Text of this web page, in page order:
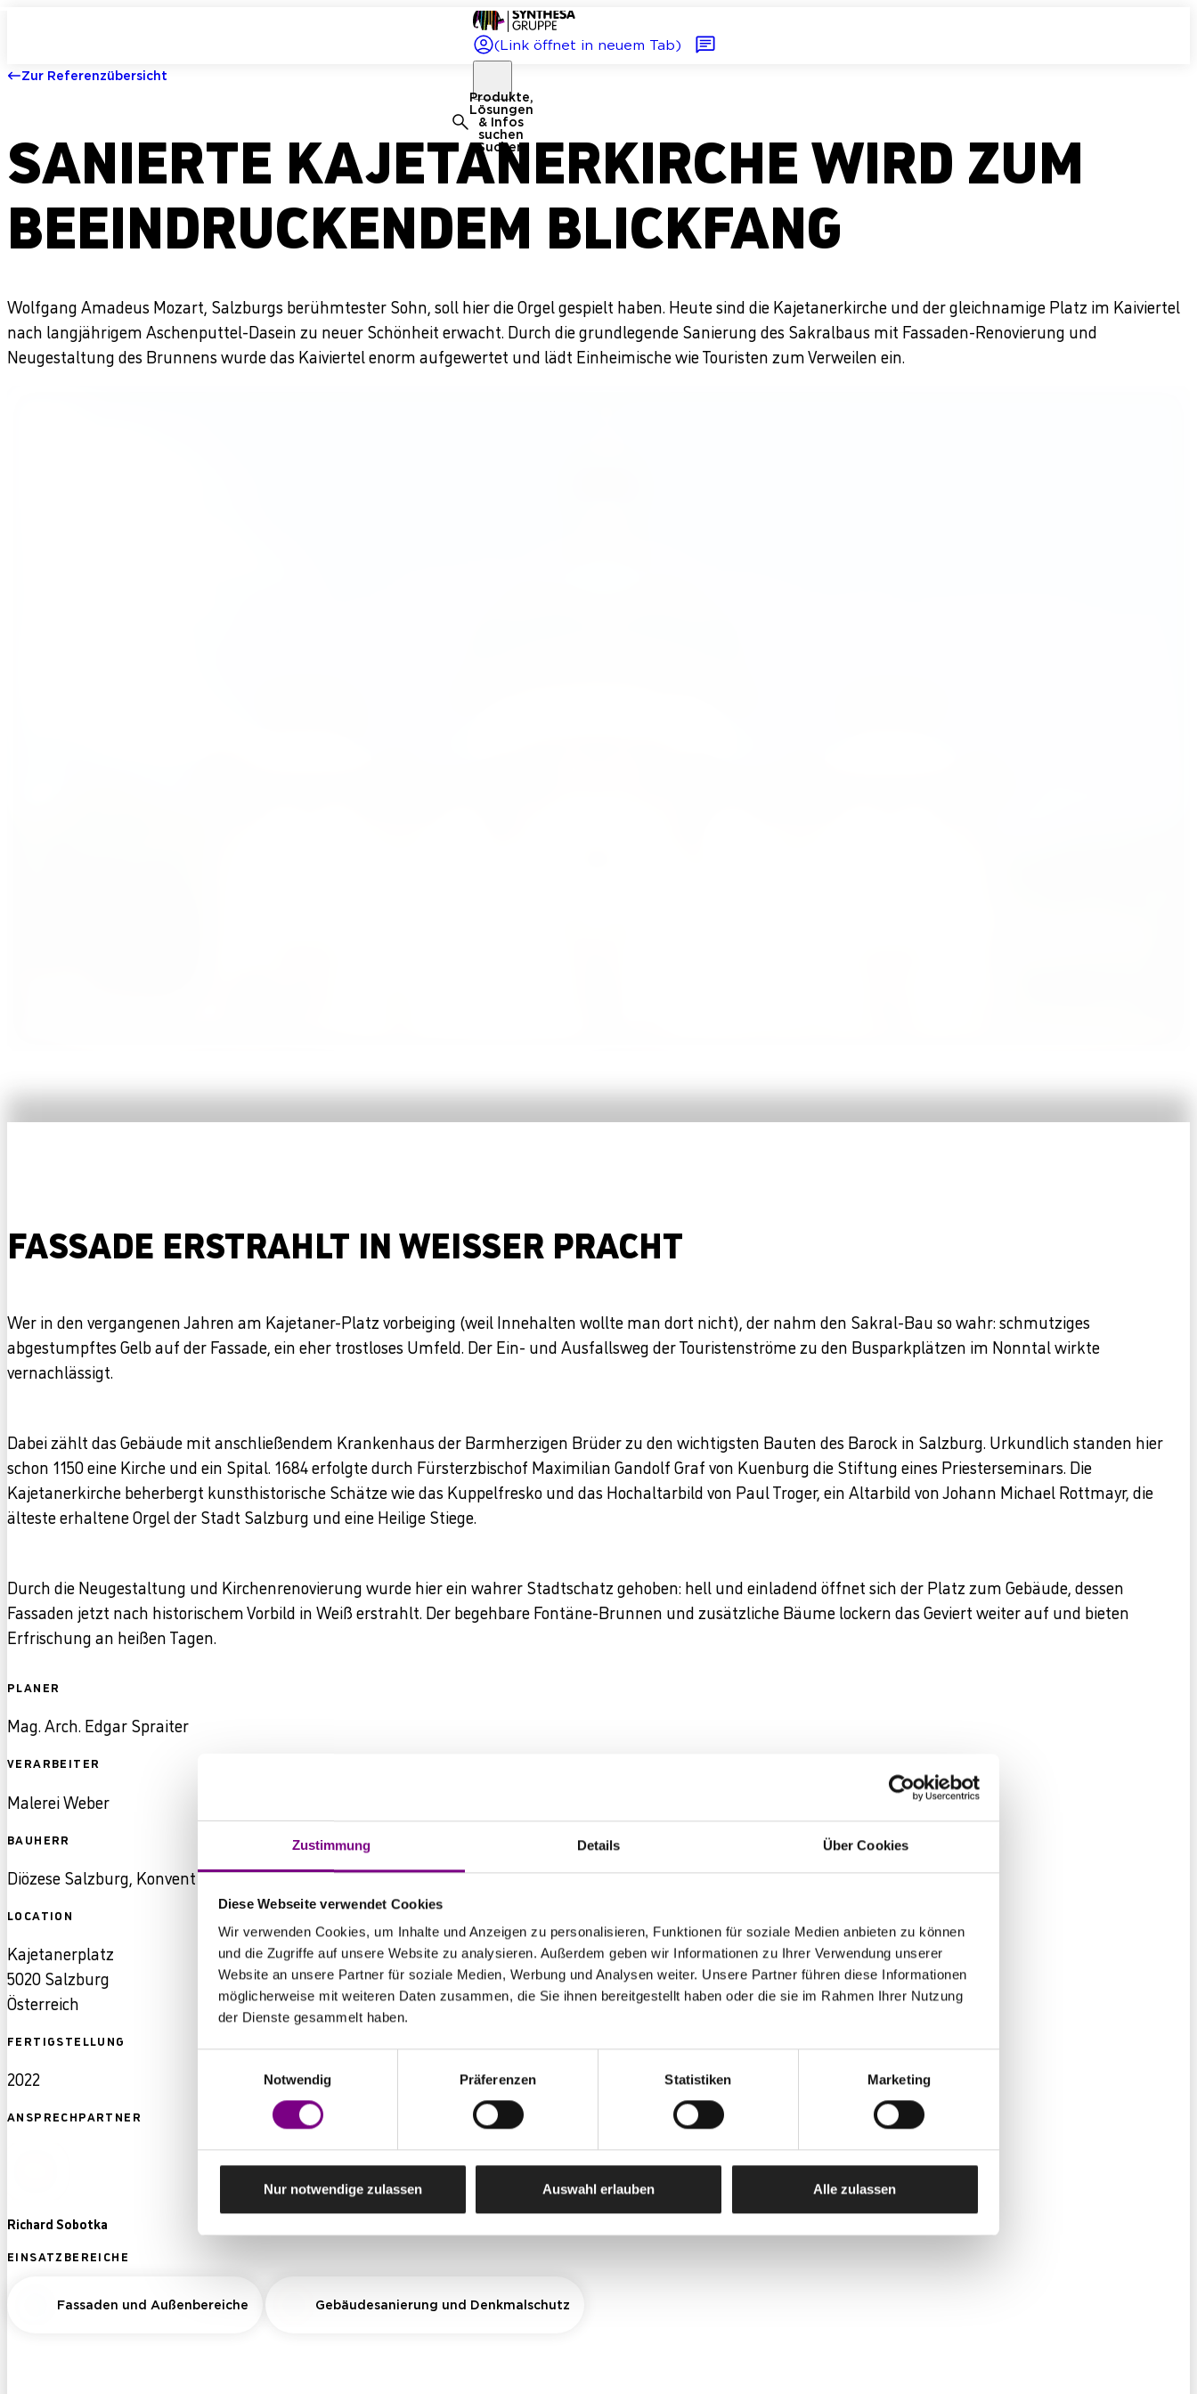
Zustimmung Details Über Cookies
Diese Webseite verwendet Cookies
Wir verwenden Cookies, um Inhalte und Anzeigen zu personalisieren, Funktionen für soziale Medien anbieten zu können
und die Zugriffe auf unsere Website zu analysieren. Außerdem geben wir Informationen zu Ihrer Verwendung unserer
Website an unsere Partner für soziale Medien, Werbung und Analysen weiter. Unsere Partner führen diese Informationen
möglicherweise mit weiteren Daten zusammen, die Sie ihnen bereitgestellt haben oder die sie im Rahmen Ihrer Nutzung
der Dienste gesammelt haben.
Notwendig
Präferenzen Statistiken Marketing
Nur notwendige zulassen Auswahl erlauben Alle zulassen
(Link öffnet in neuem Tab)
Produkte,
Lösungen
& Infos
suchen
Suchen
Zur Referenzübersicht
SANIERTE KAJETANERKIRCHE WIRD ZUM
BEEINDRUCKENDEM BLICKFANG
Wolfgang Amadeus Mozart, Salzburgs berühmtester Sohn, soll hier die Orgel gespielt haben. Heute sind die Kajetanerkirche und der gleichnamige Platz im Kaiviertel
nach langjährigem Aschenputtel-Dasein zu neuer Schönheit erwacht. Durch die grundlegende Sanierung des Sakralbaus mit Fassaden-Renovierung und
Neugestaltung des Brunnens wurde das Kaiviertel enorm aufgewertet und lädt Einheimische wie Touristen zum Verweilen ein.
FASSADE ERSTRAHLT IN WEISSER PRACHT
Wer in den vergangenen Jahren am Kajetaner-Platz vorbeiging (weil Innehalten wollte man dort nicht), der nahm den Sakral-Bau so wahr: schmutziges
abgestumpftes Gelb auf der Fassade, ein eher trostloses Umfeld. Der Ein- und Ausfallsweg der Touristenströme zu den Busparkplätzen im Nonntal wirkte
vernachlässigt.
Dabei zählt das Gebäude mit anschließendem Krankenhaus der Barmherzigen Brüder zu den wichtigsten Bauten des Barock in Salzburg. Urkundlich standen hier
schon 1150 eine Kirche und ein Spital. 1684 erfolgte durch Fürsterzbischof Maximilian Gandolf Graf von Kuenburg die Stiftung eines Priesterseminars. Die
Kajetanerkirche beherbergt kunsthistorische Schätze wie das Kuppelfresko und das Hochaltarbild von Paul Troger, ein Altarbild von Johann Michael Rottmayr, die
älteste erhaltene Orgel der Stadt Salzburg und eine Heilige Stiege.
Durch die Neugestaltung und Kirchenrenovierung wurde hier ein wahrer Stadtschatz gehoben: hell und einladend öffnet sich der Platz zum Gebäude, dessen
Fassaden jetzt nach historischem Vorbild in Weiß erstrahlt. Der begehbare Fontäne-Brunnen und zusätzliche Bäume lockern das Geviert weiter auf und bieten
Erfrischung an heißen Tagen.
PLANER
Mag. Arch. Edgar Spraiter
VERARBEITER
Malerei Weber
BAUHERR
Diözese Salzburg, Konvent der Barmherzigen Brüder Salzburg
LOCATION
Kajetanerplatz
5020 Salzburg
Österreich
FERTIGSTELLUNG
2022
ANSPRECHPARTNER
Richard Sobotka
EINSATZBEREICHE
Fassaden und Außenbereiche Gebäudesanierung und Denkmalschutz